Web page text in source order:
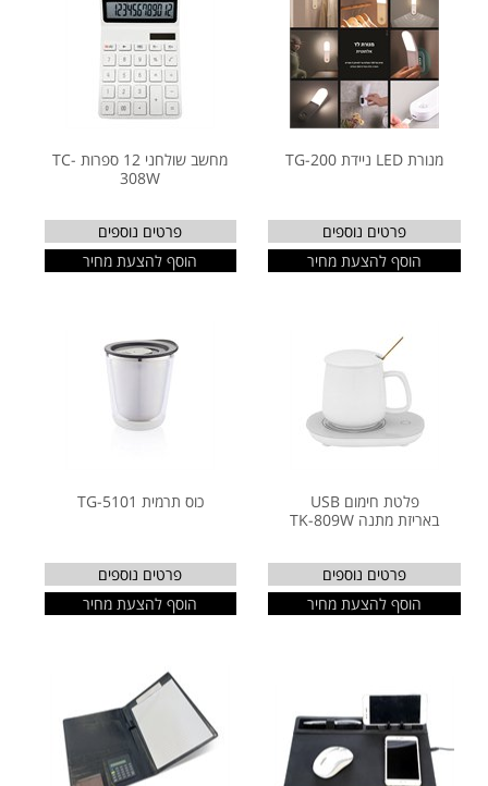
מנורת LED ניידת TG-200
פרטים נוספים
הוסף להצעת מחיר
מחשב שולחני 12 ספרות TC-
308W
פרטים נוספים
הוסף להצעת מחיר
פלטת חימום USB
באריזת מתנה TK-809W
פרטים נוספים
הוסף להצעת מחיר
כוס תרמית TG-5101
פרטים נוספים
הוסף להצעת מחיר